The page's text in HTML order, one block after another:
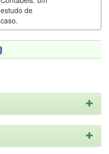
estudo de
caso.